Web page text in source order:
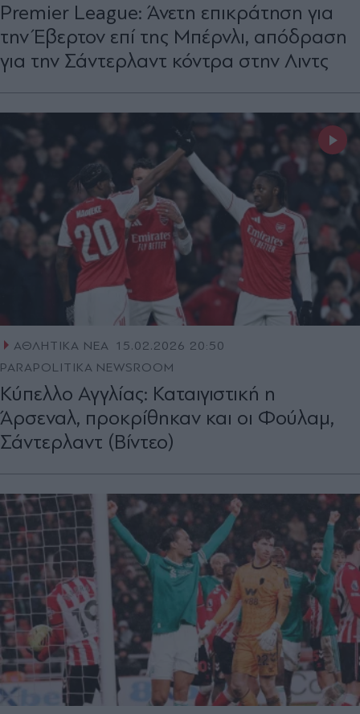
Premier League: Άνετη επικράτηση για
την Έβερτον επί της Μπέρνλι, απόδραση
για την Σάντερλαντ κόντρα στην Λιντς
ΑΘΛΗΤΙΚΑ ΝΕΑ 15.02.2026 20:50
PARAPOLITIKA NEWSROOM
Κύπελλο Αγγλίας: Καταιγιστική η
Άρσεναλ, προκρίθηκαν και οι Φούλαμ,
Σάντερλαντ (Βίντεο)